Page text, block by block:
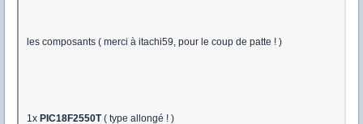
les composants ( merci à itachi59, pour le coup de patte ! )
1x PIC18F2550T( type allongé ! )